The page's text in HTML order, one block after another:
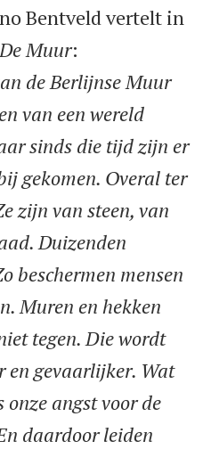
Bentveld vertelt in
De Muur:
de Berlijnse Muur
van een wereld
sinds die tijd zijn er
gekomen. Overal ter
zijn van steen, van
Duizenden
beschermen mensen
Muren en hekken
tegen. Die wordt
en gevaarlijker. Wat
onze angst voor de
daardoor leiden